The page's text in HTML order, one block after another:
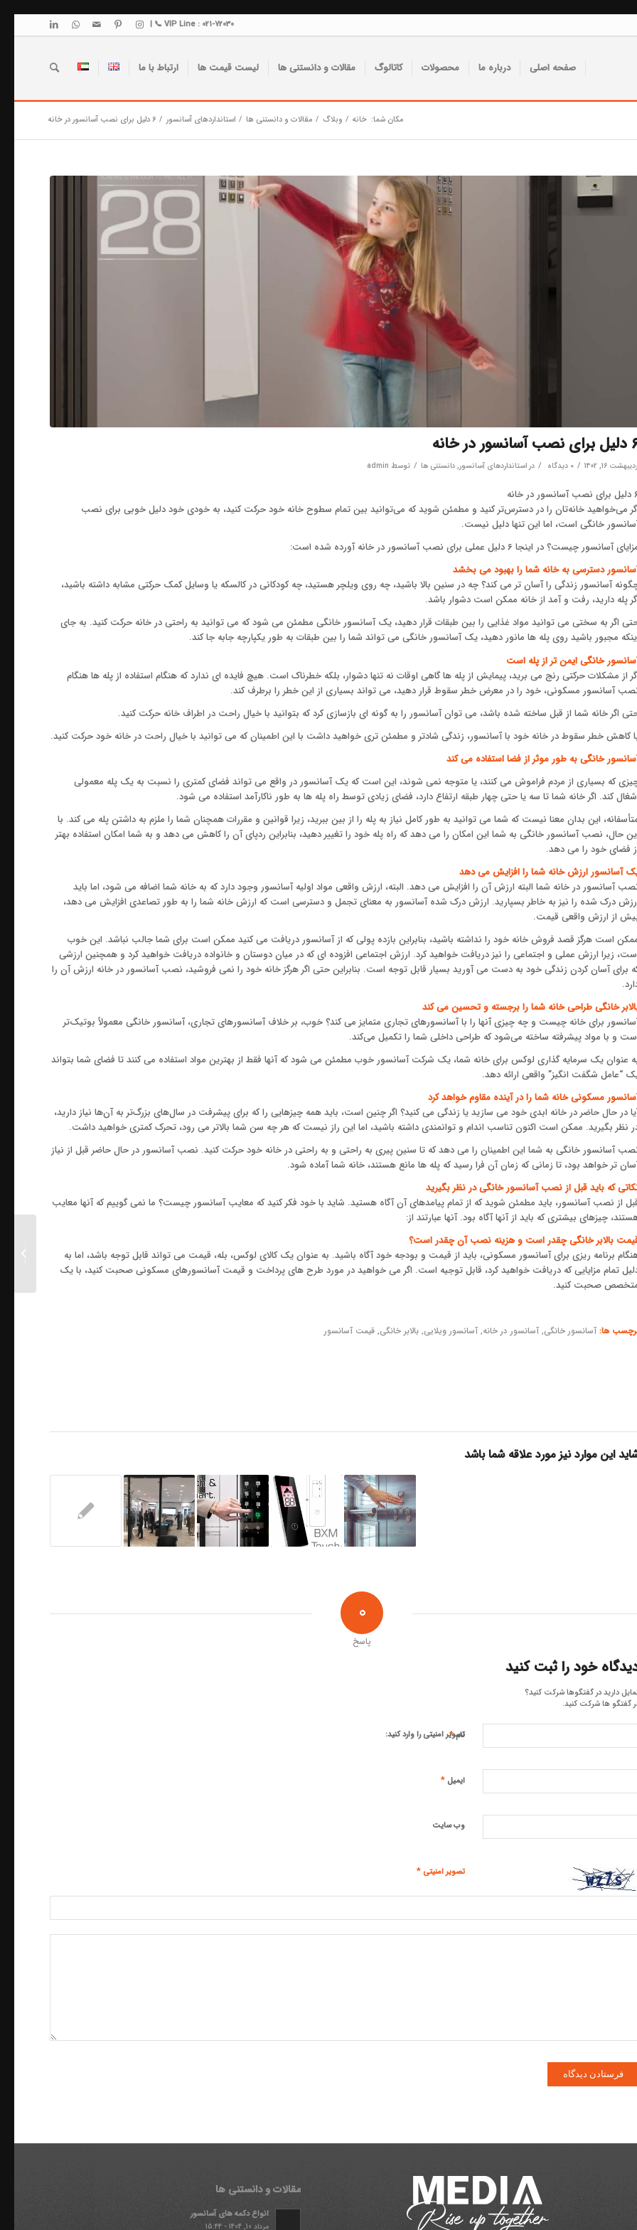
VIP Line : 021-72030 📞 |
صفحه اصلی درباره ما محصولات کاتالوگ مقالات و دانستنی ها لیست قیمت ها ارتباط با ما
مکان شما: خانه / وبلاگ / مقالات و دانستنی ها / استانداردهای آسانسور / ۶ دلیل برای نصب آسانسور در خانه
در خانه
16, 1402
/ ۰ دیدگاه / دراستانداردهای آسانسور,دانستنی ها / توسط admin
در خانه
می‌خواهید خانه‌تان را در دسترس‌تر کنید و مطمئن شوید که می‌توانید بین تمام سطوح خانه خود حرکت کنید، به خودی خود دلیل خوبی برای نصب
خانگی است، اما این تنها دلیل نیست.
آسانسور چیست؟ در اینجا ۶ دلیل عملی برای نصب آسانسور در خانه آورده شده است:
دسترسی به خانه شما را بهبود می بخشد
آسانسور زندگی را آسان تر می کند؟ چه در سنین بالا باشید، چه روی ویلچر هستید، چه کودکانی در کالسکه یا وسایل کمک حرکتی مشابه داشته باشید،
پله دارید، رفت و آمد از خانه ممکن است دشوار باشد.
اگر به سختی می توانید مواد غذایی را بین طبقات قرار دهید، یک آسانسور خانگی مطمئن می شود که می توانید به راحتی در خانه حرکت کنید. به جای
مجبور باشید روی پله ها مانور دهید، یک آسانسور خانگی می تواند شما را بین طبقات به طور یکپارچه جابه جا کند.
خانگی ایمن تر از پله است
از مشکلات حرکتی رنج می برید، پیمایش از پله ها گاهی اوقات نه تنها دشوار، بلکه خطرناک است. هیچ فایده ای ندارد که هنگام استفاده از پله ها هنگام
آسانسور مسکونی، خود را در معرض خطر سقوط قرار دهید، می تواند بسیاری از این خطر را برطرف کند.
اگر خانه شما از قبل ساخته شده باشد، می توان آسانسور را به گونه ای بازسازی کرد که بتوانید با خیال راحت در اطراف خانه حرکت کنید.
کاهش خطر سقوط در خانه خود با آسانسور، زندگی شادتر و مطمئن تری خواهید داشت با این اطمینان که می توانید با خیال راحت در خانه خود حرکت کنید.
خانگی به طور موثر از فضا استفاده می کند
که بسیاری از مردم فراموش می کنند، یا متوجه نمی شوند، این است که یک آسانسور در واقع می تواند فضای کمتری را نسبت به یک پله معمولی
کند. اگر خانه شما تا سه یا حتی چهار طبقه ارتفاع دارد، فضای زیادی توسط راه پله ها به طور ناکارآمد استفاده می شود.
این بدان معنا نیست که شما می توانید به طور کامل نیاز به پله را از بین ببرید، زیرا قوانین و مقررات همچنان شما را ملزم به داشتن پله می کند. با
حال، نصب آسانسور خانگی به شما این امکان را می دهد که راه پله خود را تغییر دهید، بنابراین ردپای آن را کاهش می دهد و به شما امکان استفاده بهتر
فضای خود را می دهد.
آسانسور ارزش خانه شما را افزایش می دهد
آسانسور در خانه شما البته ارزش آن را افزایش می دهد. البته، ارزش واقعی مواد اولیه آسانسور وجود دارد که به خانه شما اضافه می شود، اما باید
درک شده را نیز به خاطر بسپارید. ارزش درک شده آسانسور به معنای تجمل و دسترسی است که ارزش خانه شما را به طور تصاعدی افزایش می دهد،
از ارزش واقعی قیمت.
است هرگز قصد فروش خانه خود را نداشته باشید، بنابراین بازده پولی که از آسانسور دریافت می کنید ممکن است برای شما جالب نباشد. این خوب
زیرا ارزش عملی و اجتماعی را نیز دریافت خواهید کرد. ارزش اجتماعی افزوده ای که در میان دوستان و خانواده دریافت خواهید کرد و همچنین ارزشی
برای آسان کردن زندگی خود به دست می آورید بسیار قابل توجه است. بنابراین حتی اگر هرگز خانه خود را نمی فروشید، نصب آسانسور در خانه ارزش آن را
خانگی طراحی خانه شما را برجسته و تحسین می کند
برای خانه چیست و چه چیزی آنها را با آسانسورهای تجاری متمایز می کند؟ خوب، بر خلاف آسانسورهای تجاری، آسانسور خانگی معمولاً بوتیک‌تر
و با مواد پیشرفته ساخته می‌شود که طراحی داخلی شما را تکمیل می‌کند.
عنوان یک سرمایه گذاری لوکس برای خانه شما، یک شرکت آسانسور خوب مطمئن می شود که آنها فقط از بهترین مواد استفاده می کنند تا فضای شما بتواند
“عامل شگفت انگیز” واقعی ارائه دهد.
مسکونی خانه شما را در آینده مقاوم خواهد کرد
در حال حاضر در خانه ابدی خود می سازید یا زندگی می کنید؟ اگر چنین است، باید همه چیزهایی را که برای پیشرفت در سال‌های بزرگ‌تر به آن‌ها نیاز دارید،
نظر بگیرید. ممکن است اکنون تناسب اندام و توانمندی داشته باشید، اما این راز نیست که هر چه سن شما بالاتر می رود، تحرک کمتری خواهید داشت.
آسانسور خانگی به شما این اطمینان را می دهد که تا سنین پیری به راحتی و به راحتی در خانه خود حرکت کنید. نصب آسانسور در حال حاضر قبل از نیاز
تر خواهد بود، تا زمانی که زمان آن فرا رسید که پله ها مانع هستند، خانه شما آماده شود.
که باید قبل از نصب آسانسور خانگی در نظر بگیرید
از نصب آسانسور، باید مطمئن شوید که از تمام پیامدهای آن آگاه هستید. شاید با خود فکر کنید که معایب آسانسور چیست؟ ما نمی گوییم که آنها معایب
چیزهای بیشتری که باید از آنها آگاه بود. آنها عبارتند از:
بالابر خانگی چقدر است و هزینه نصب آن چقدر است؟
برنامه ریزی برای آسانسور مسکونی، باید از قیمت و بودجه خود آگاه باشید. به عنوان یک کالای لوکس، بله، قیمت می تواند قابل توجه باشد، اما به
تمام مزایایی که دریافت خواهید کرد، قابل توجیه است. اگر می خواهید در مورد طرح های پرداخت و قیمت آسانسورهای مسکونی صحبت کنید، با یک
صحبت کنید.
ها: آسانسور خانگی,آسانسور در خانه,آسانسور ویلایی,بالابر خانگی,قیمت آسانسور
این موارد نیز مورد علاقه شما باشد
0
پاسخ
خود را ثبت کنید
دارید در گفتگوها شرکت کنید؟
گفتگو ها شرکت کنید.
نام*
ایمیل*
وب‌ سایت
تصویر امنیتی*
تصویر امنیتی را وارد کنید:
مقالات و دانستنی ها
انواع دکمه های آسانسور
مرداد 10, 1404 - 15:44
نکات
آسانسور